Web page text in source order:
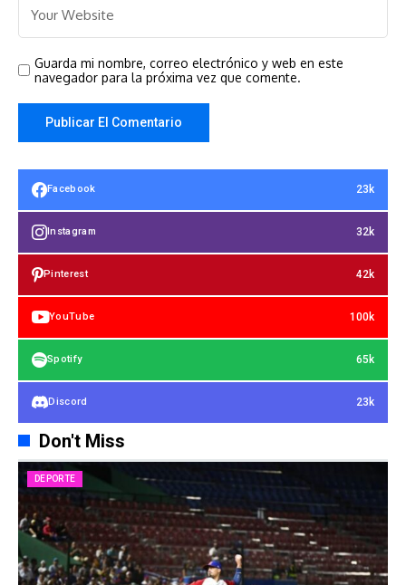
Guarda mi nombre, correo electrónico y web en este
navegador para la próxima vez que comente.
Facebook 23k
Instagram 32k
Pinterest 42k
YouTube 100k
Spotify 65k
Discord 23k
Don't Miss
DEPORTE